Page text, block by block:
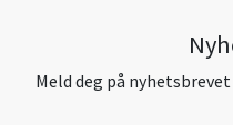
Meld deg på